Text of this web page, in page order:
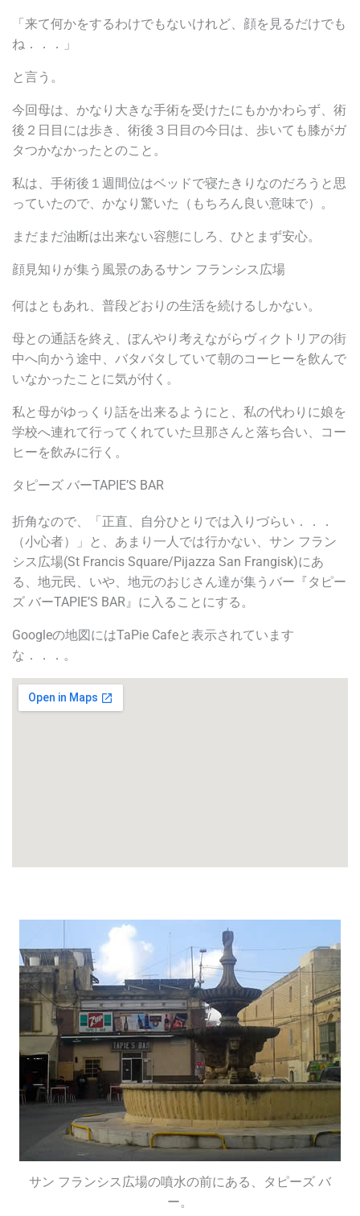
「来て何かをするわけでもないけれど、顔を見るだけでも
ね．．．」
と言う。
今回母は、かなり大きな手術を受けたにもかかわらず、術
後２日目には歩き、術後３日目の今日は、歩いても膝がガ
タつかなかったとのこと。
私は、手術後１週間位はベッドで寝たきりなのだろうと思
っていたので、かなり驚いた（もちろん良い意味で）。
まだまだ油断は出来ない容態にしろ、ひとまず安心。
顔見知りが集う風景のあるサン フランシス広場
何はともあれ、普段どおりの生活を続けるしかない。
母との通話を終え、ぼんやり考えながらヴィクトリアの街
中へ向かう途中、バタバタしていて朝のコーヒーを飲んで
いなかったことに気が付く。
私と母がゆっくり話を出来るようにと、私の代わりに娘を
学校へ連れて行ってくれていた旦那さんと落ち合い、コー
ヒーを飲みに行く。
タピーズ バーTAPIE’S BAR
折角なので、「正直、自分ひとりでは入りづらい．．．
（小心者）」と、あまり一人では行かない、サン フラン
シス広場(St Francis Square/Pijazza San Frangisk)にあ
る、地元民、いや、地元のおじさん達が集うバー『タピー
ズ バーTAPIE’S BAR』に入ることにする。
Googleの地図にはTaPie Cafeと表示されています
な．．．。
サン フランシス広場の噴水の前にある、タピーズ バ
ー。